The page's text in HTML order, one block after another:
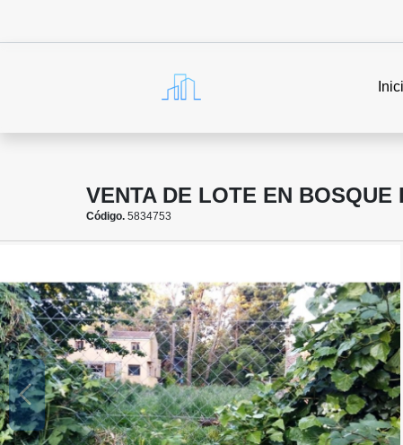
VENTA DE LOTE EN BOSQUE
Código. 5834753